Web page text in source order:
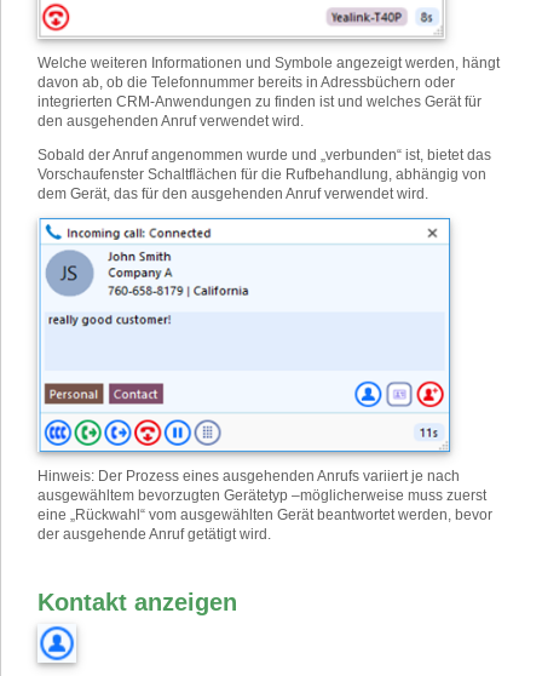
Welche weiteren Informationen und Symbole angezeigt werden, hängt
davon ab, ob die Telefonnummer bereits in Adressbüchern oder
integrierten CRM-Anwendungen zu finden ist und welches Gerät für
den ausgehenden Anruf verwendet wird.
Sobald der Anruf angenommen wurde und „verbunden“ ist, bietet das
Vorschaufenster Schaltflächen für die Rufbehandlung, abhängig von
dem Gerät, das für den ausgehenden Anruf verwendet wird.
Hinweis: Der Prozess eines ausgehenden Anrufs variiert je nach
ausgewähltem bevorzugten Gerätetyp –möglicherweise muss zuerst
eine „Rückwahl“ vom ausgewählten Gerät beantwortet werden, bevor
der ausgehende Anruf getätigt wird.
Kontakt anzeigen